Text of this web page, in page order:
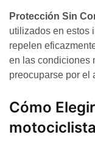
Protección Sin
utilizados en estos
repelen
en las condiciones
preocuparse por el
Cómo